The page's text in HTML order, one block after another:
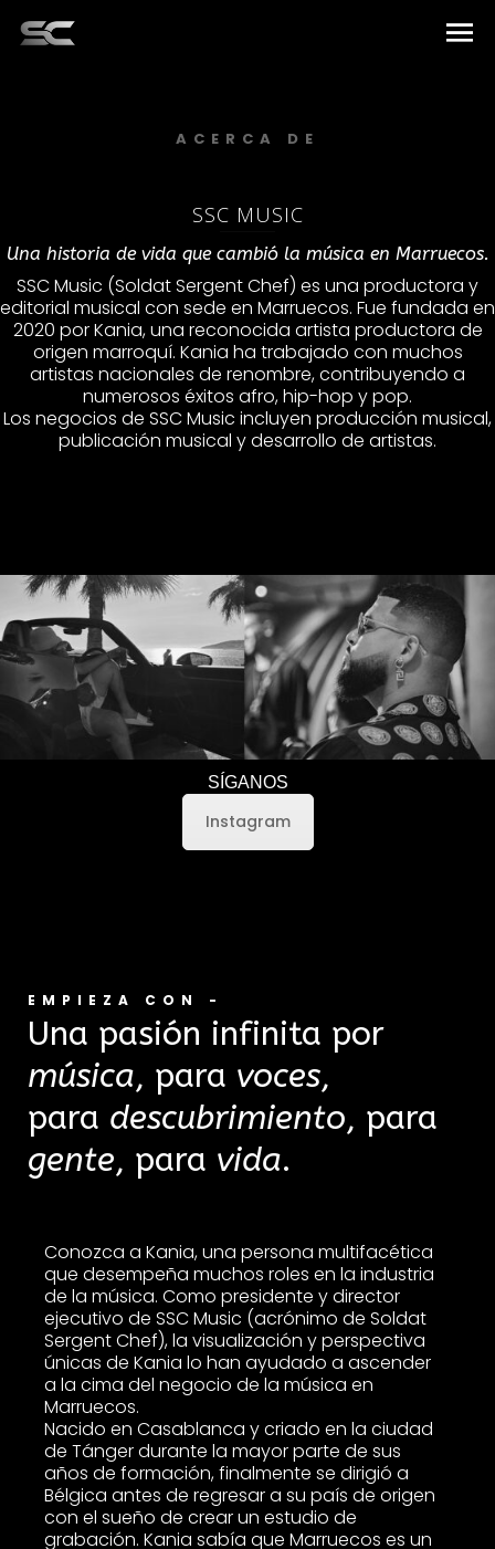
Artistas
Música
Elementos
Sobre nosotros
Equipo
Contacto
English
ACERCA DE
SSC MUSIC
Una historia de vida que cambió la música en Marruecos.
SSC Music (Soldat Sergent Chef) es una productora y
editorial musical con sede en Marruecos. Fue fundada en
2020 por Kania, una reconocida artista productora de
origen marroquí. Kania ha trabajado con muchos
artistas nacionales de renombre, contribuyendo a
numerosos éxitos afro, hip-hop y pop.
Los negocios de SSC Music incluyen producción musical,
publicación musical y desarrollo de artistas.
SÍGANOS
Instagram
EMPIEZA CON -
Una pasión infinita por
música, para voces,
para descubrimiento, para
gente, para vida.
Conozca a Kania, una persona multifacética
que desempeña muchos roles en la industria
de la música. Como presidente y director
ejecutivo de SSC Music (acrónimo de Soldat
Sergent Chef), la visualización y perspectiva
únicas de Kania lo han ayudado a ascender
a la cima del negocio de la música en
Marruecos.
Nacido en Casablanca y criado en la ciudad
de Tánger durante la mayor parte de sus
años de formación, finalmente se dirigió a
Bélgica antes de regresar a su país de origen
con el sueño de crear un estudio de
grabación. Kania sabía que Marruecos es un